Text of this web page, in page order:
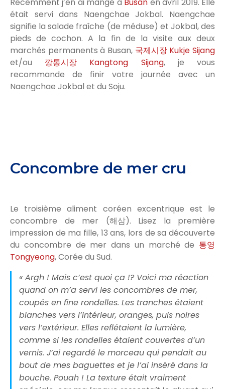
était servi dans Naengchae Jokbal. Naengchae
signifie la salade fraîche (de méduse) et Jokbal, des
pieds de cochon. A la fin de la visite aux deux
marchés permanents à Busan, 국제시장 Kukje Sijang
et/ou 깡통시장 Kangtong Sijang, je vous
recommande de finir votre journée avec un
Naengchae Jokbal et du Soju.
Concombre de mer cru
Le troisième aliment coréen excentrique est le
concombre de mer (해삼). Lisez la première
impression de ma fille, 13 ans, lors de sa découverte
du concombre de mer dans un marché de 통영
Tongyeong, Corée du Sud.
« Argh ! Mais c’est quoi ça !? Voici ma réaction
quand on m’a servi les concombres de mer,
coupés en fine rondelles. Les tranches étaient
blanches vers l’intérieur, oranges, puis noires
vers l’extérieur. Elles reflétaient la lumière,
comme si les rondelles étaient couvertes d’un
vernis. J’ai regardé le morceau qui pendait au
bout de mes baguettes et je l’ai inséré dans la
bouche. Pouah ! La texture était vraiment